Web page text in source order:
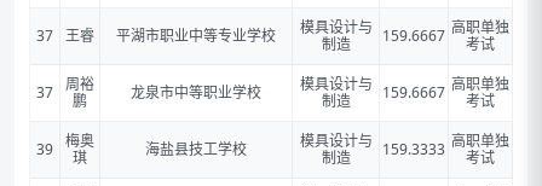
37 王睿 平湖市职业中等专业学校
模具设计与
制造
159.6667 高职单独
考试
37 周裕
鹏
龙泉市中等职业学校
模具设计与
制造
159.6667 高职单独
考试
39 梅奥
琪
海盐县技工学校
模具设计与
制造
159.3333 高职单独
考试